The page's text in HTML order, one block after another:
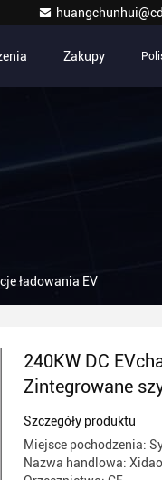
Zakupy
ładowania EV
240KW DC
Zintegrowane
Szczegóły produktu
Miejsce pochodzenia:
Nazwa handlowa: Xidao